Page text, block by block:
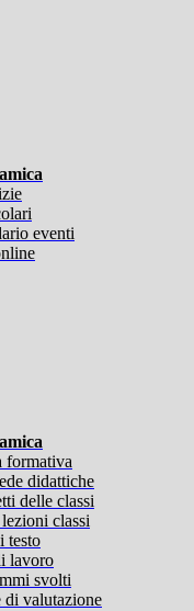
eventi
formativa
didattiche
delle classi
classi
testo
lavoro
svolti
valutazione